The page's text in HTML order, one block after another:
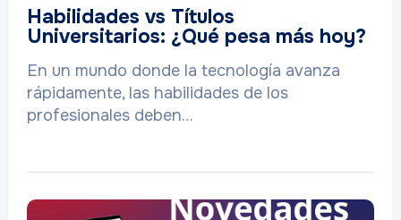
Habilidades vs Títulos
Universitarios: ¿Qué pesa más hoy?
En un mundo donde la tecnología avanza
rápidamente, las habilidades de los
profesionales deben…